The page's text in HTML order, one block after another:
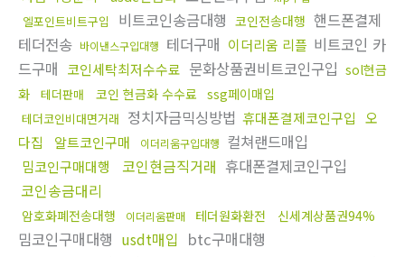
엘포인트비트구입 비트코인송금대행 코인전송대행 핸드폰결제
테더전송 바이낸스구입대행 테더구매 이더리움 리플 비트코인 카
드구매 코인세탁최저수수료 문화상품권비트코인구입 sol현금
화
테더판매 코인 현금화 수수료 ssg페이매입
테더코인비대면거래 정치자금믹싱방법 휴대폰결제코인구입 오
다집
알트코인구매 이더리움구입대행 컬쳐랜드매입
밈코인구매대행 코인현금직거래 휴대폰결제코인구입
코인송금대리
암호화폐전송대행 이더리움판매 테더원화환전 신세계상품권94%
밈코인구매대행 usdt매입 btc구매대행